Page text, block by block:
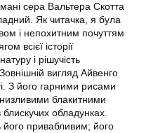
сера Вальтера Скотта
Як читачка, я була
і непохитним почуттям
всієї історії
і рішучість
вигляд Айвенго
З його гарними рисами
блакитними
обладунках.
його привабливим; його